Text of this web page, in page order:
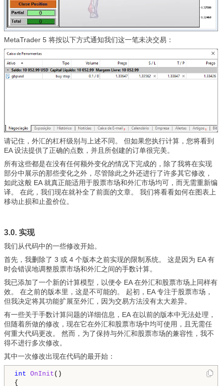
MetaTrader 5 将按以下方式通知我们这一笔未决交易：
请记住，外汇的杠杆级别与上述不同。 但如果您执行计算，您将看到
EA 设法提供了正确的点数，并且所创建的订单很完美。
所有这些都是在没有任何额外变化的情况下完成的，除了我将在实现
部分中展示的那些变化之外，尽管除此之外还进行了许多其它修改，
如此这般 EA 就真正能适用于股票市场和外汇市场均可，而无需重新编
译。 在此，我们现在就补全了前面的文章。 我们将看看如何在图表上
移动止损和止盈价位。
3.0. 实现
我们从代码中的一些修改开始。
首先，我删除了 3 或 4 个版本之前实现的限制系统。 这是因为 EA 有
时会错误地调整股票市场和外汇之间的手数计算。
我已添加了一个新的计算模型，以便令 EA 在外汇和股票市场上同样有
效。 在之前的版本里，这是不可能的。 起初，EA 专注于股票市场，
但我决定将其功能扩展至外汇，因为交易方法没有太大差异。
有一些关于手数计算问题的详细信息，EA 在以前的版本中无法处理，
但随着所做的修改，现在它在外汇和股票市场中均可使用，且无需任
何重大代码更改。 然而，为了保持与外汇和股票市场的兼容性，我不
得不进行多次修改。
其中一次修改出现在代码的最开始：
int OnInit ()
{